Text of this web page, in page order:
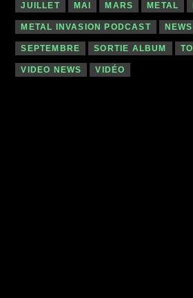
JUILLET MAI MARS METAL
METAL INVASION PODCAST NEWS
SEPTEMBRE SORTIE ALBUM
VIDEO NEWS VIDÉO